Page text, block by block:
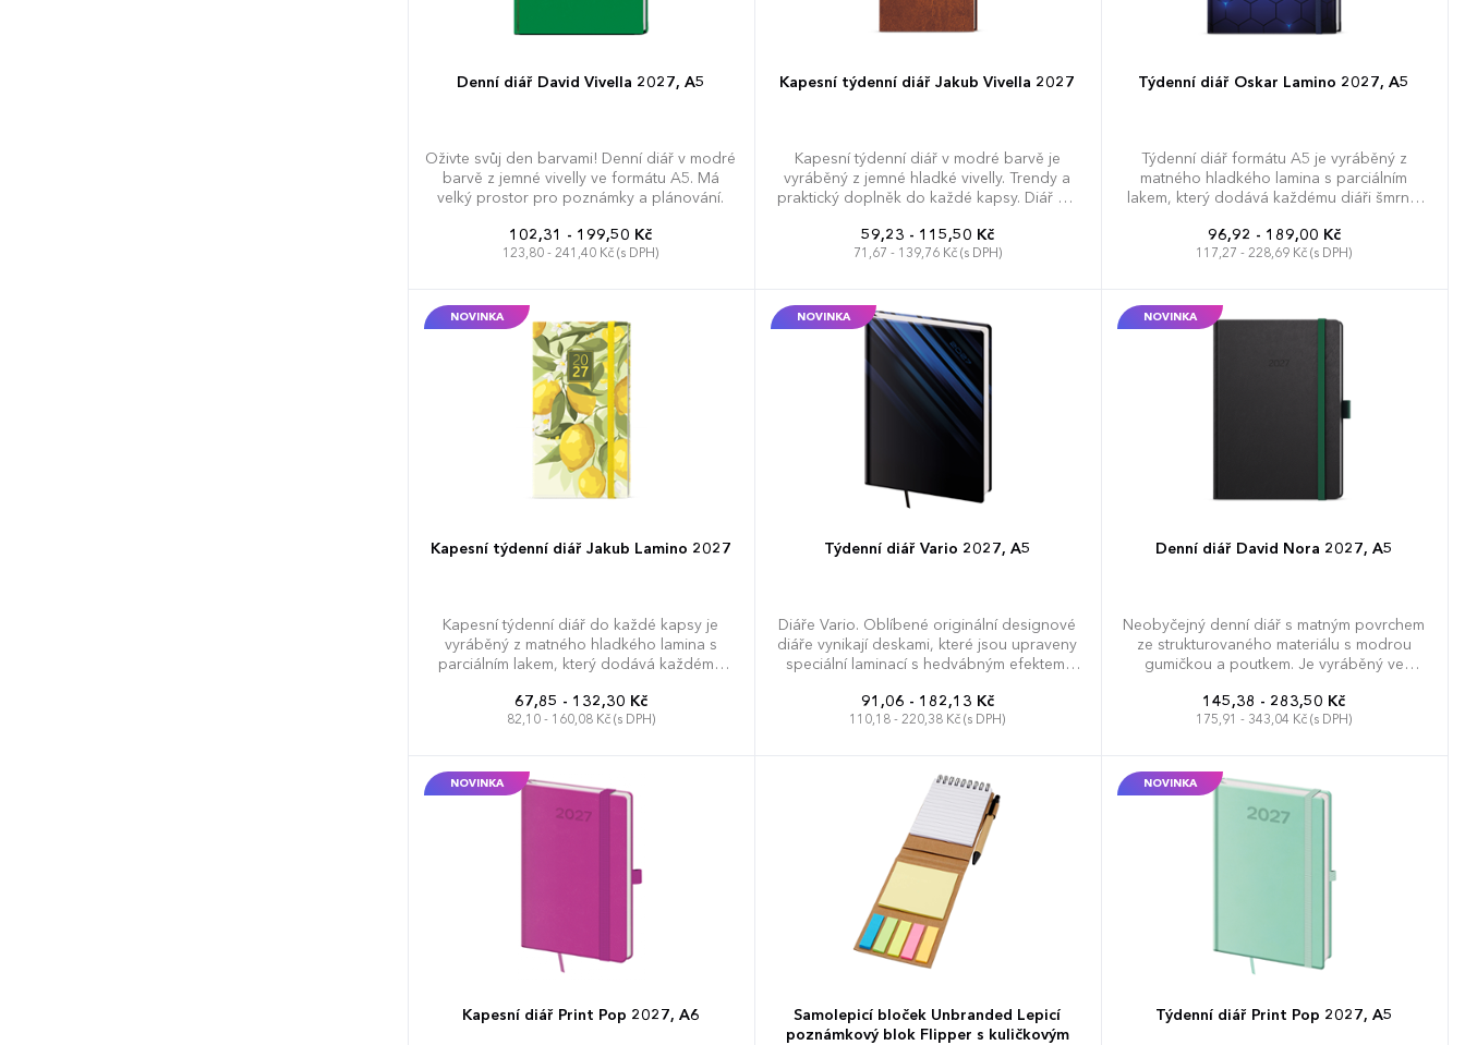
Denní diář David Vivella 2027, A5
Oživte svůj den barvami! Denní diář v modré
barvě z jemné vivelly ve formátu A5. Má
velký prostor pro poznámky a plánování.
102,31 - 199,50 Kč
123,80 - 241,40 Kč (s DPH)
Kapesní týdenní diář Jakub Vivella 2027
Kapesní týdenní diář v modré barvě je
vyráběný z jemné hladké vivelly. Trendy a
praktický doplněk do každé kapsy. Diář má
59,23 - 115,50 Kč
71,67 - 139,76 Kč (s DPH)
Týdenní diář Oskar Lamino 2027, A5
Týdenní diář formátu A5 je vyráběný z
matného hladkého lamina s parciálním
lakem, který dodává každému diáři šmrnc.
budete moci efektivněji plánovat váš čas.
96,92 - 189,00 Kč
117,27 - 228,69 Kč (s DPH)
NOVINKA
Kapesní týdenní diář Jakub Lamino 2027
Kapesní týdenní diář do každé kapsy je
vyráběný z matného hladkého lamina s
parciálním lakem, který dodává každému
67,85 - 132,30 Kč
82,10 - 160,08 Kč (s DPH)
NOVINKA
Týdenní diář Vario 2027, A5
Diáře Vario. Oblíbené originální designové
diáře vynikají deskami, které jsou upraveny
speciální laminací s hedvábným efektem,
Doporučujeme tamponový tisk. Diář
obsahuje: osobní údaje, plánovač dovolené
Slovenské republiky, mezinárodní svátky,
roční výhled, týdenní layout, adresář, mapa
Evropy a České a Slovenské republiky
91,06 - 182,13 Kč
110,18 - 220,38 Kč (s DPH)
NOVINKA
Denní diář David Nora 2027, A5
Neobyčejný denní diář s matným povrchem
ze strukturovaného materiálu s modrou
gumičkou a poutkem. Je vyráběný ve
a plánování.
145,38 - 283,50 Kč
175,91 - 343,04 Kč (s DPH)
NOVINKA
Kapesní diář Print Pop 2027, A6
Samolepicí bloček Unbranded Lepicí
poznámkový blok Flipper s kuličkovým
NOVINKA
Týdenní diář Print Pop 2027, A5